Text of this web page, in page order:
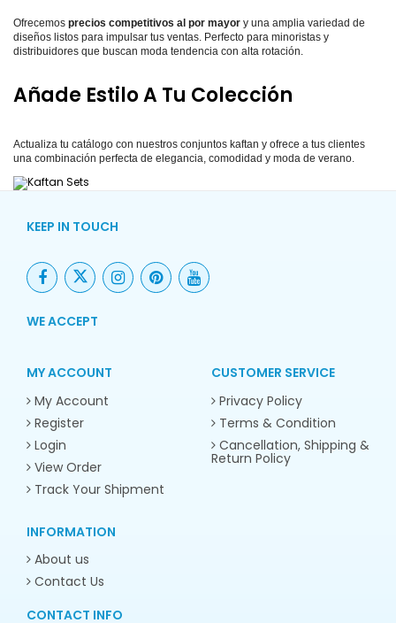
Ofrecemos precios competitivos al por mayor y una amplia variedad de
diseños listos para impulsar tus ventas. Perfecto para minoristas y
distribuidores que buscan moda tendencia con alta rotación.
Añade Estilo A Tu Colección
Actualiza tu catálogo con nuestros conjuntos kaftan y ofrece a tus clientes
una combinación perfecta de elegancia, comodidad y moda de verano.
KEEP IN TOUCH
WE ACCEPT
MY ACCOUNT
My Account
Register
Login
View Order
Track Your Shipment
CUSTOMER SERVICE
Privacy Policy
Terms & Condition
Cancellation, Shipping &
Return Policy
INFORMATION
About us
Contact Us
CONTACT INFO